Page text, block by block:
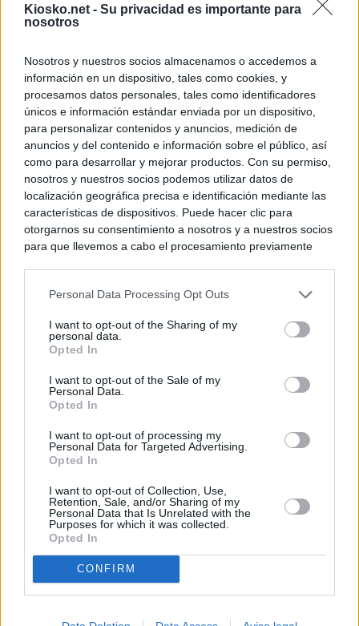
Kiosko.net - Su privacidad es importante para
nosotros
Nosotros y nuestros socios almacenamos o accedemos a
información en un dispositivo, tales como cookies, y
procesamos datos personales, tales como identificadores
únicos e información estándar enviada por un dispositivo,
para personalizar contenidos y anuncios, medición de
anuncios y del contenido e información sobre el público, así
como para desarrollar y mejorar productos. Con su permiso,
nosotros y nuestros socios podemos utilizar datos de
localización geográfica precisa e identificación mediante las
características de dispositivos. Puede hacer clic para
otorgarnos su consentimiento a nosotros y a nuestros socios
para que llevemos a cabo el procesamiento previamente
negar su consentimiento. Tenga en cuenta que algún
de su consentimiento, pero usted tiene el derecho de
rechazar tal procesamiento. Sus preferencias se aplicarán
cualquier momento entrando de nuevo en este sitio web o
visitando nuestra política de privacidad.
Personal Data Processing Opt Outs
I want to opt-out of the Sharing of my
personal data.
Opted In
I want to opt-out of the Sale of my
Personal Data.
Opted In
I want to opt-out of processing my
Personal Data for Targeted Advertising.
Opted In
I want to opt-out of Collection, Use,
Retention, Sale, and/or Sharing of my
Personal Data that Is Unrelated with the
Purposes for which it was collected.
Opted In
CONFIRM